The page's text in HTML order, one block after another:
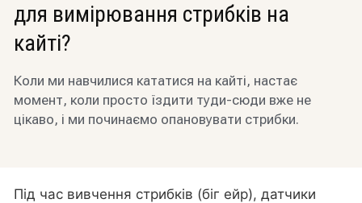
для вимірювання стрибків на
кайті?
Коли ми навчилися кататися на кайті, настає
момент, коли просто їздити туди-сюди вже не
цікаво, і ми починаємо опановувати стрибки.
Під час вивчення стрибків (біг ейр), датчики